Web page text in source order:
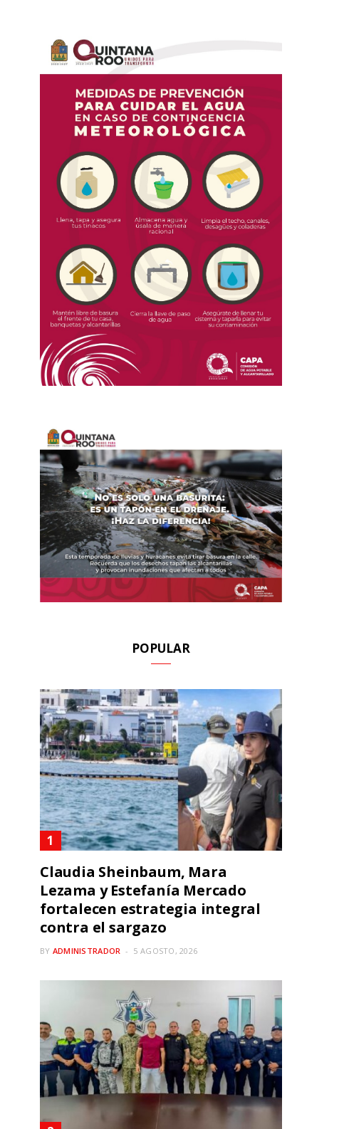
POPULAR
Claudia Sheinbaum, Mara
Lezama y Estefanía Mercado
fortalecen estrategia integral
contra el sargazo
BY ADMINISTRADOR 5 AGOSTO, 2026